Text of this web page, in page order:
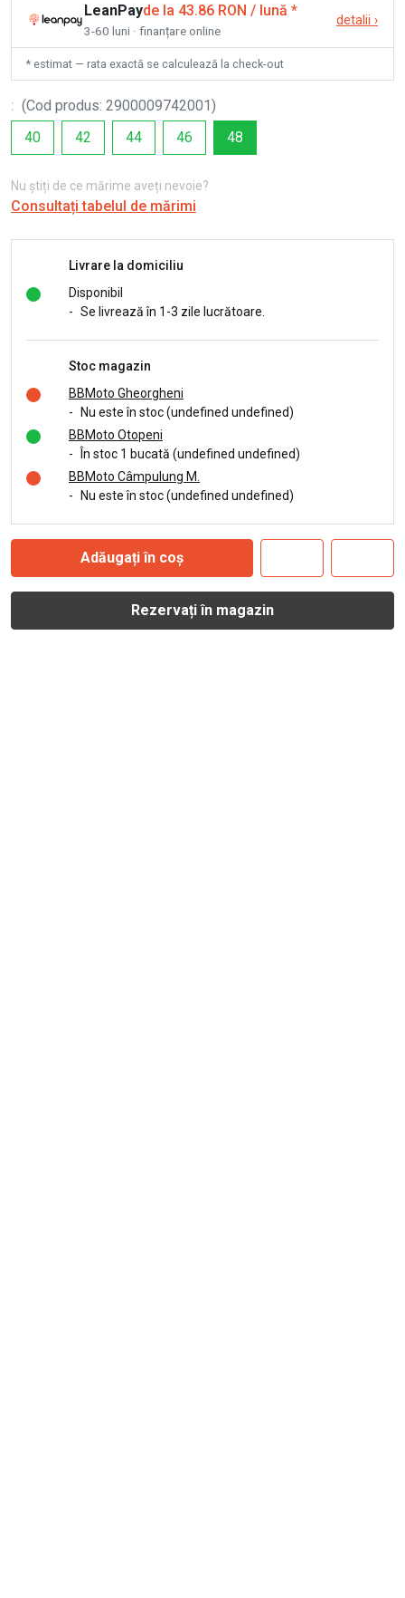
LeanPayde la 43.86 RON / lună *
3-60 luni · finanțare online
detalii ›
* estimat — rata exactă se calculează la check-out
: (Cod produs: 2900009742001)
40
42 44 46 48
Nu știți de ce mărime aveți nevoie?
Consultați tabelul de mărimi
Livrare la domiciliu
Disponibil
- Se livrează în 1-3 zile lucrătoare.
Stoc magazin
BBMoto Gheorgheni
-
Nu este în stoc (undefined undefined)
BBMoto Otopeni
-
În stoc 1 bucată (undefined undefined)
BBMoto Câmpulung M.
-
Nu este în stoc (undefined undefined)
Adăugați în coș
Rezervați în magazin